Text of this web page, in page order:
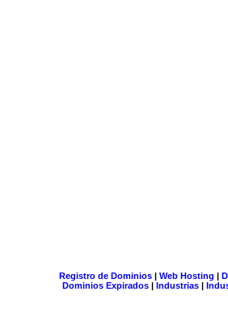
Registro de Dominios| Web Hosting |
Dominios Expirados | Industrias |